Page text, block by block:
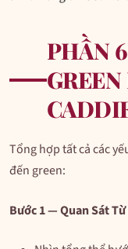
PHẦN
Tổng hợp tất cả các
đến green:
Bước 1 — Quan Sát